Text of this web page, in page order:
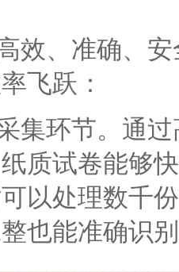
、准确、安
飞跃：
环节。通过
质试卷能够
以处理数千
也能准确识